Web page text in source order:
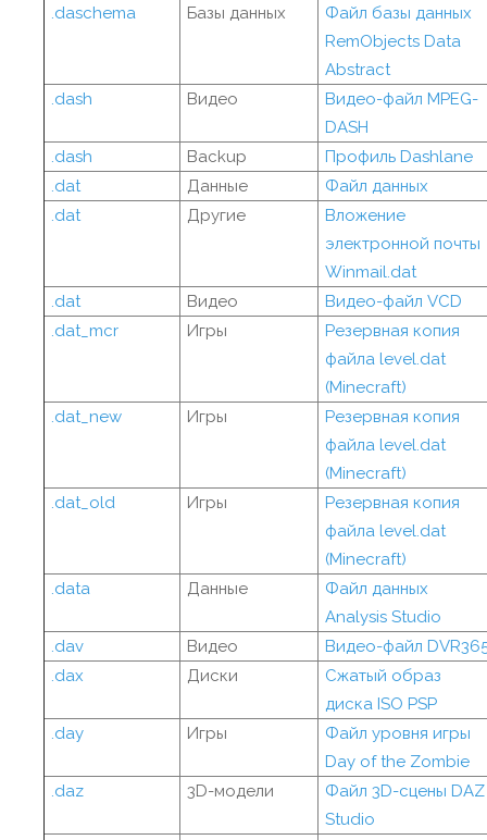
.daschema
Базы данных
Файл базы данных
RemObjects Data
Abstract
.dash
Видео
Видео-файл MPEG-
DASH
.dash
Backup
Профиль Dashlane
.dat
Данные
Файл данных
.dat
Другие
Вложение
электронной почты
Winmail.dat
.dat
Видео
Видео-файл VCD
.dat_mcr
Игры
Резервная копия
файла level.dat
(Minecraft)
.dat_new
Игры
Резервная копия
файла level.dat
(Minecraft)
.dat_old
Игры
Резервная копия
файла level.dat
(Minecraft)
.data
Данные
Файл данных
Analysis Studio
.dav
Видео
Видео-файл
.dax
Диски
Сжатый образ
диска ISO PSP
.day
Игры
Файл уровня игры
Day of the Zombie
.daz
3D-модели
Файл 3D-сцены DAZ
Studio